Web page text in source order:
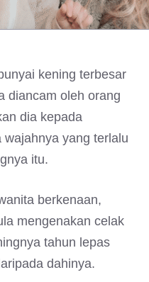
kening terbesar
diancam oleh orang
dia kepada
yang terlalu
itu.
berkenaan,
mengenakan celak
tahun lepas
dahinya.